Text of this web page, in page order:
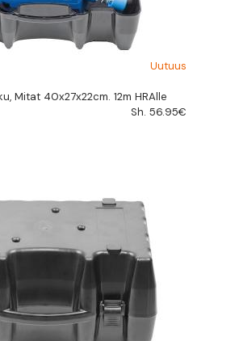
Uutuus
Mitat 40x27x22cm. 12m HRAlle
Sh. 56.95€